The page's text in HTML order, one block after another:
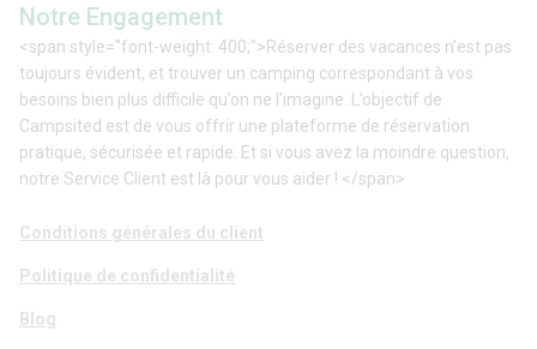
Notre Engagement
<span style="font-weight: 400;">Réserver des vacances n’est pas
toujours évident, et trouver un camping correspondant à vos
besoins bien plus difficile qu’on ne l’imagine. L’objectif de
Campsited est de vous offrir une plateforme de réservation
pratique, sécurisée et rapide. Et si vous avez la moindre question,
notre Service Client est là pour vous aider ! </span>
Conditions générales du client
Politique de confidentialité
Blog